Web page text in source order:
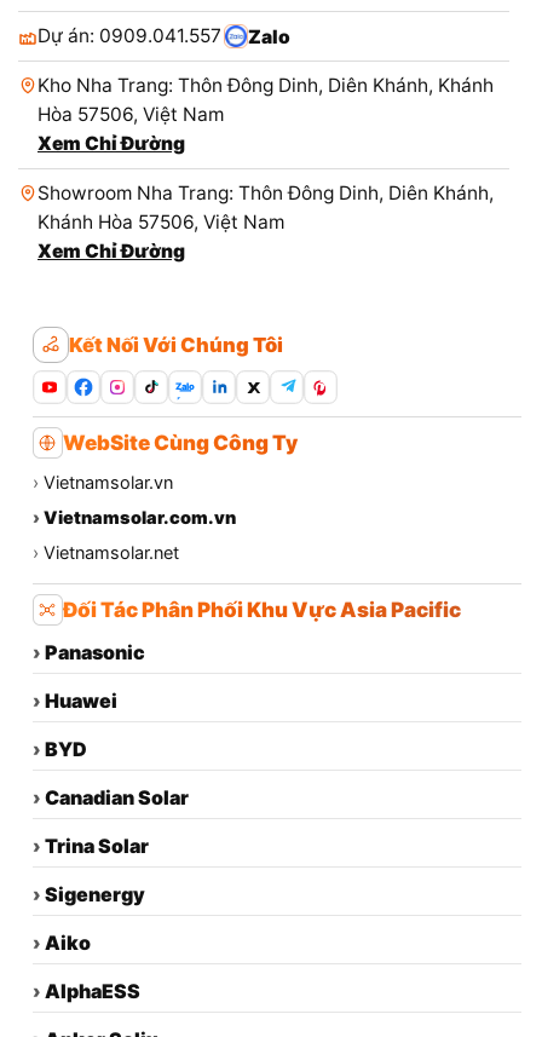
Dự án: 0909.041.557 Zalo
Kho Nha Trang: Thôn Đông Dinh, Diên Khánh, Khánh
Hòa 57506, Việt Nam
Xem Chỉ Đường
Showroom Nha Trang: Thôn Đông Dinh, Diên Khánh,
Khánh Hòa 57506, Việt Nam
Xem Chỉ Đường
Kết Nối Với Chúng Tôi
Zalo
WebSite Cùng Công Ty
› Vietnamsolar.vn
› Vietnamsolar.com.vn
› Vietnamsolar.net
Đối Tác Phân Phối Khu Vực Asia Pacific
› Panasonic
› Huawei
› BYD
› Canadian Solar
› Trina Solar
› Sigenergy
› Aiko
› AlphaESS